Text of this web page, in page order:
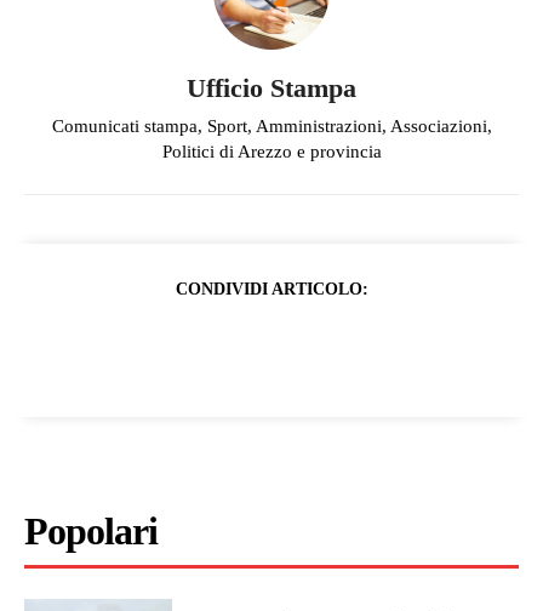
Ufficio Stampa
Comunicati stampa, Sport, Amministrazioni, Associazioni,
Politici di Arezzo e provincia
CONDIVIDI ARTICOLO:
Popolari